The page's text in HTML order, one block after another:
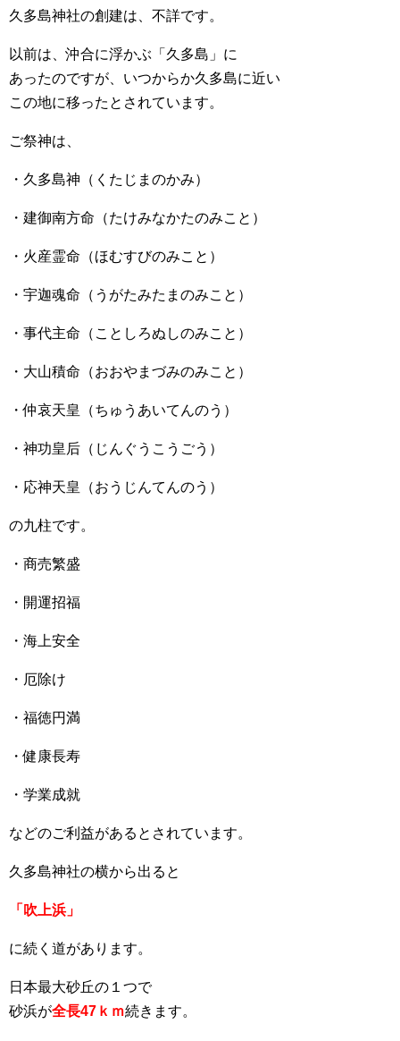
久多島神社の創建は、不詳です。
以前は、沖合に浮かぶ「久多島」に
あったのですが、いつからか久多島に近い
この地に移ったとされています。
ご祭神は、
・久多島神（くたじまのかみ）
・建御南方命（たけみなかたのみこと）
・火産霊命（ほむすびのみこと）
・宇迦魂命（うがたみたまのみこと）
・事代主命（ことしろぬしのみこと）
・大山積命（おおやまづみのみこと）
・仲哀天皇（ちゅうあいてんのう）
・神功皇后（じんぐうこうごう）
・応神天皇（おうじんてんのう）
の九柱です。
・商売繁盛
・開運招福
・海上安全
・厄除け
・福徳円満
・健康長寿
・学業成就
などのご利益があるとされています。
久多島神社の横から出ると
「吹上浜」
に続く道があります。
日本最大砂丘の１つで
砂浜が全長47ｋｍ続きます。